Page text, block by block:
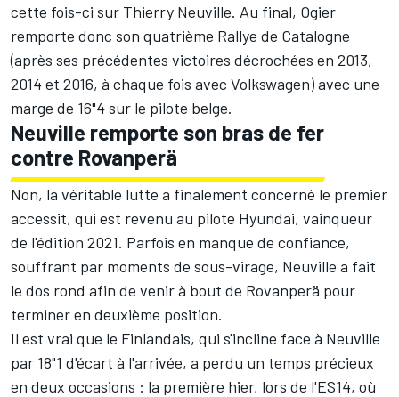
cette fois-ci sur Thierry Neuville. Au final, Ogier
remporte donc son quatrième Rallye de Catalogne
(après ses précédentes victoires décrochées en 2013,
2014 et 2016, à chaque fois avec Volkswagen) avec une
marge de 16"4 sur le pilote belge.
Neuville remporte son bras de fer
contre Rovanperä
Non, la véritable lutte a finalement concerné le premier
accessit, qui est revenu au pilote Hyundai, vainqueur
de l'édition 2021. Parfois en manque de confiance,
souffrant par moments de sous-virage, Neuville a fait
le dos rond afin de venir à bout de Rovanperä pour
terminer en deuxième position.
Il est vrai que le Finlandais, qui s'incline face à Neuville
par 18"1 d'écart à l'arrivée, a perdu un temps précieux
en deux occasions : la première hier, lors de l'ES14, où